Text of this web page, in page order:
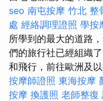
seo 南屯按摩 竹北 整
處 經絡調理證照 學按
所學到的最大的道路
們的旅行社已經組織
和飛行，前往歐洲及以
按摩師證照 東海按摩
按摩 換護照 老師整復